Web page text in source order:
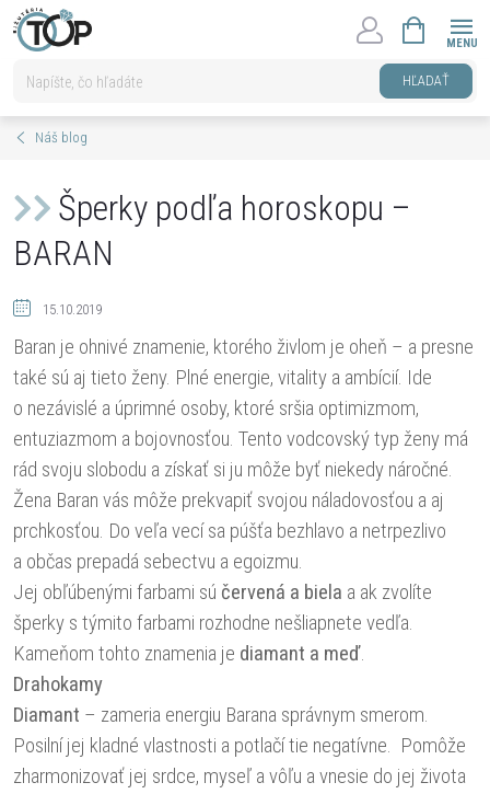
Prejsť
na
HĽADAŤ
KOŠÍK
Náš blog
Šperky podľa horoskopu –
BARAN
15.10.2019
Baran je ohnivé znamenie, ktorého živlom je oheň – a presne
také sú aj tieto ženy. Plné energie, vitality a ambícií. Ide
o nezávislé a úprimné osoby, ktoré sršia optimizmom,
entuziazmom a bojovnosťou. Tento vodcovský typ ženy má
rád svoju slobodu a získať si ju môže byť niekedy náročné.
Žena Baran vás môže prekvapiť svojou náladovosťou a aj
prchkosťou. Do veľa vecí sa púšťa bezhlavo a netrpezlivo
a občas prepadá sebectvu a egoizmu.
Jej obľúbenými farbami sú červená a biela a ak zvolíte
šperky s týmito farbami rozhodne nešliapnete vedľa.
Kameňom tohto znamenia je diamant a meď.
Drahokamy
Diamant – zameria energiu Barana správnym smerom.
Posilní jej kladné vlastnosti a potlačí tie negatívne. Pomôže
zharmonizovať jej srdce, myseľ a vôľu a vnesie do jej života